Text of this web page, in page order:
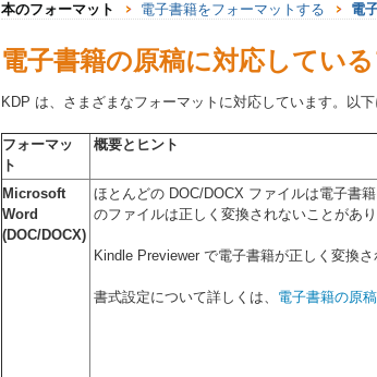
本のフォーマット 電子書籍をフォーマットする 電
電子書籍の原稿に対応してい
KDP は、さまざまなフォーマットに対応しています。以
フォーマッ
ト
概要とヒント
Microsoft
Word
(DOC/DOCX)
ほとんどの DOC/DOCX ファイルは電子書
のファイルは正しく変換されないことがあり
Kindle Previewer で電子書籍が正しく変換さ
書式設定について詳しくは、 電子書籍の原